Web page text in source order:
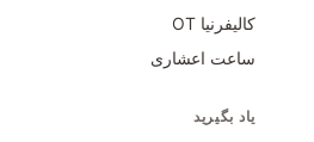
کالیفرنیا OT
ساعت اعشاری
یاد بگیرید